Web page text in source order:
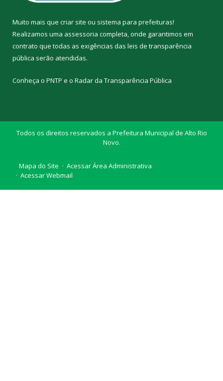
Muito mais que criar site ou sistema para prefeituras!
Realizamos uma assessoria completa, onde garantimos em
contrato que todas as exigências das leis de transparência
pública serão atendidas.
Conheça o PNTP e o Radar da Transparência Pública
Todos os direitos reservados a Prefeitura Municipal de Alto Rio
Novo.
Mapa do Site
Acessar Área Administrativa
Acessar Webmail